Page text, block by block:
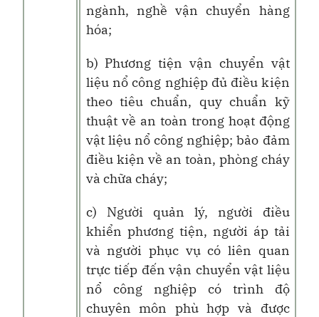
ngành, nghề vận chuyển hàng
hóa;
b) Phương tiện vận chuyển vật
liệu nổ công nghiệp đủ điều kiện
theo tiêu chuẩn, quy chuẩn kỹ
thuật về an toàn trong hoạt động
vật liệu nổ công nghiệp; bảo đảm
điều kiện về an toàn, phòng cháy
và chữa cháy;
c) Người quản lý, người điều
khiển phương tiện, người áp tải
và người phục vụ có liên quan
trực tiếp đến vận chuyển vật liệu
nổ công nghiệp có trình độ
chuyên môn phù hợp và được